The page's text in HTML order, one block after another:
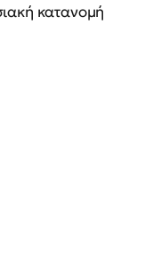
κατανομή